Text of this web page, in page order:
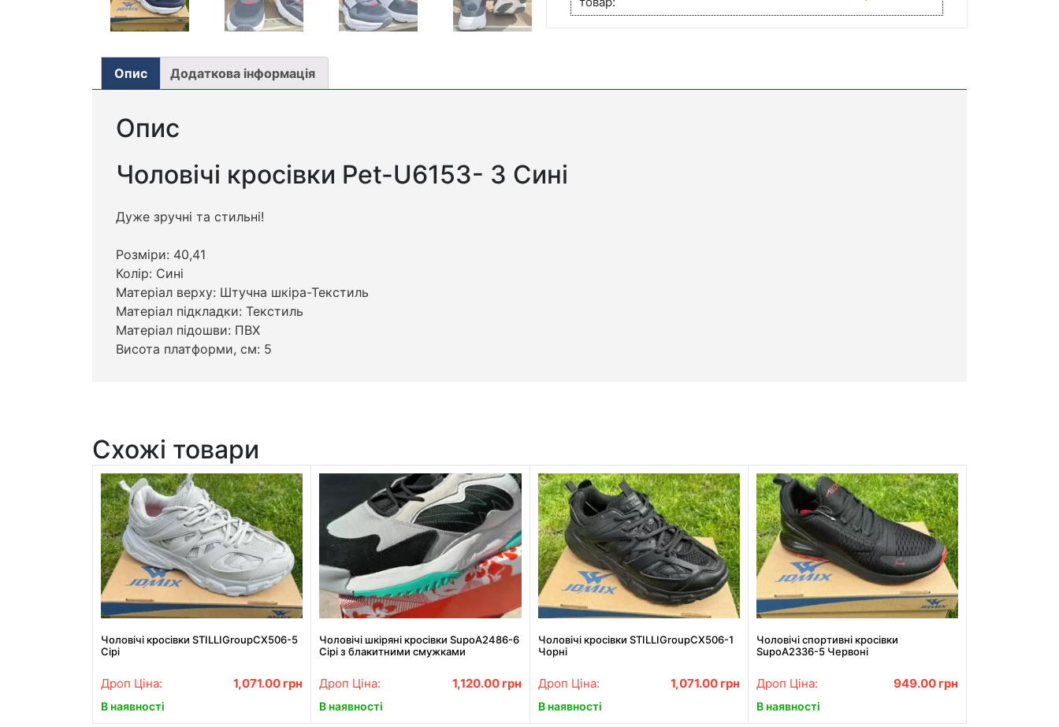
Опис Додаткова інформація
Опис
Чоловічі кросівки Pet-U6153- 3 Сині
Дуже зручні та стильні!
Розміри: 40,41
Колір: Сині
Матеріал верху: Штучна шкіра-Текстиль
Матеріал підкладки: Текстиль
Матеріал підошви: ПВХ
Висота платформи, см: 5
Схожі товари
Чоловічі кросівки STILLIGroupCX506-5
Сірі
Дроп Ціна: 1,071.00 грн
В наявності
Чоловічі шкіряні кросівки SupoA2486-6
Сірі з блакитними смужками
Дроп Ціна: 1,120.00 грн
В наявності
Чоловічі кросівки STILLIGroupCX506-1
Чорні
Дроп Ціна: 1,071.00 грн
В наявності
Чоловічі спортивні кросівки
SupoA2336-5 Червоні
Дроп Ціна: 949.00 грн
В наявності